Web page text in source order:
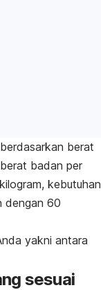
berat
badan per
kebutuhan
dengan 60
yakni antara
sesuai